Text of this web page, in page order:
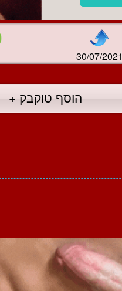
30/07/2021
הוסף טוקבק +